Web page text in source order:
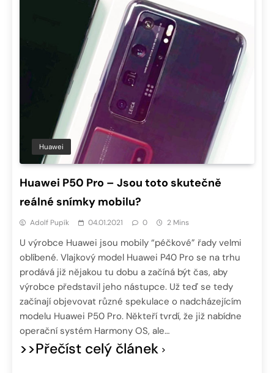
Huawei
Huawei P50 Pro – Jsou toto skutečně
reálné snímky mobilu?
Adolf Pupík 04.01.2021 0 2 Mins
U výrobce Huawei jsou mobily “péčkové” řady velmi
oblíbené. Vlajkový model Huawei P40 Pro se na trhu
prodává již nějakou tu dobu a začíná být čas, aby
výrobce představil jeho nástupce. Už teď se tedy
začínají objevovat různé spekulace o nadcházejícím
modelu Huawei P50 Pro. Někteří tvrdí, že již nabídne
operační systém Harmony OS, ale…
>>Přečíst celý článek